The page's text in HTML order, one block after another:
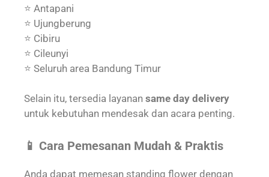
⭐ Antapani
⭐ Ujungberung
⭐ Cibiru
⭐ Cileunyi
⭐ Seluruh area Bandung Timur
Selain itu, tersedia layanan same day delivery
untuk kebutuhan mendesak dan acara penting.
📱 Cara Pemesanan Mudah & Praktis
Anda dapat memesan standing flower dengan